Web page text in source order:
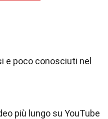
e poco conosciuti nel
più lungo su YouTube